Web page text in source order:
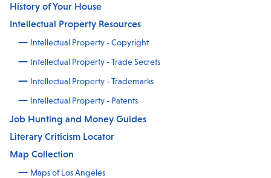
History of Your House
Intellectual Property Resources
Intellectual Property - Copyright
Intellectual Property - Trade Secrets
Intellectual Property - Trademarks
Intellectual Property - Patents
Job Hunting and Money Guides
Literary Criticism Locator
Map Collection
Maps of Los Angeles